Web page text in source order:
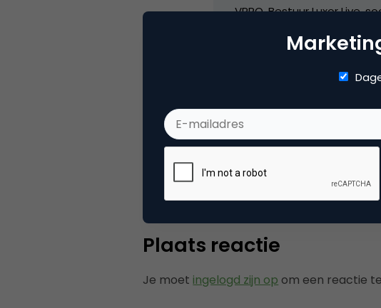
VPRO, Bestuur Luxor Live,
Categorie
Tags
Plaats reactie
Je moet ingelogd zijn op om een reactie